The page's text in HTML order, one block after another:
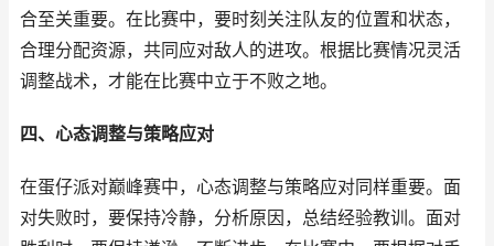
合至关重要。在比赛中，要时刻关注队友的位置和状态，
合理分配资源，共同应对敌人的进攻。根据比赛情况灵活
调整战术，才能在比赛中立于不败之地。
四、心态调整与策略应对
在蛋仔派对巅峰赛中，心态调整与策略应对同样重要。面
对失败时，要保持冷静，分析原因，总结经验教训。面对